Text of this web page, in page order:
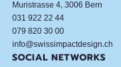
Muristrasse 4, 3006 Bern
031 922 22 44
079 820 30 00
info@swissimpactdesign.ch
SOCIAL NETWORKS